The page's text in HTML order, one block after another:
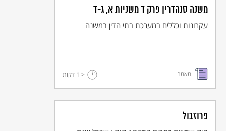
את המכשיר.
משנה סנהדרין פרק ד משניות א, ג-ד
עקרונות וכללים במערכת בתי הדין במשנה
מאמר < 1 דקות
פרוזבול